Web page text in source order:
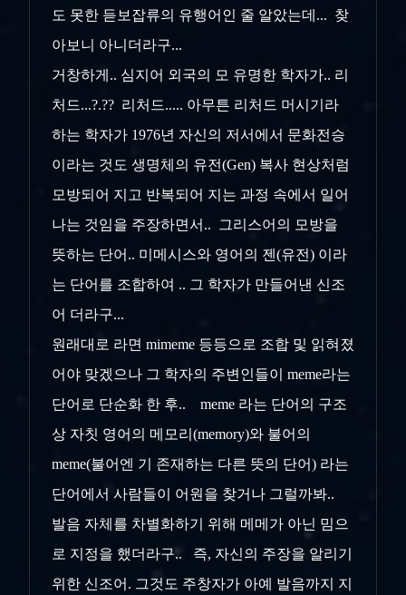
도 못한 듣보잡류의 유행어인 줄 알았는데... 찾
아보니 아니더라구...
거창하게.. 심지어 외국의 모 유명한 학자가.. 리
처드...?.?? 리처드..... 아무튼 리처드 머시기라
하는 학자가 1976년 자신의 저서에서 문화전승
이라는 것도 생명체의 유전(Gen) 복사 현상처럼
모방되어 지고 반복되어 지는 과정 속에서 일어
나는 것임을 주장하면서.. 그리스어의 모방을
뜻하는 단어.. 미메시스와 영어의 젠(유전) 이라
는 단어를 조합하여 .. 그 학자가 만들어낸 신조
어 더라구...
원래대로 라면 mimeme 등등으로 조합 및 읽혀졌
어야 맞겠으나 그 학자의 주변인들이 meme라는
단어로 단순화 한 후.. meme 라는 단어의 구조
상 자칫 영어의 메모리(memory)와 불어의
meme(불어엔 기 존재하는 다른 뜻의 단어) 라는
단어에서 사람들이 어원을 찾거나 그럴까봐..
발음 자체를 차별화하기 위해 메메가 아닌 밈으
로 지정을 했더라구.. 즉, 자신의 주장을 알리기
위한 신조어. 그것도 주창자가 아예 발음까지 지